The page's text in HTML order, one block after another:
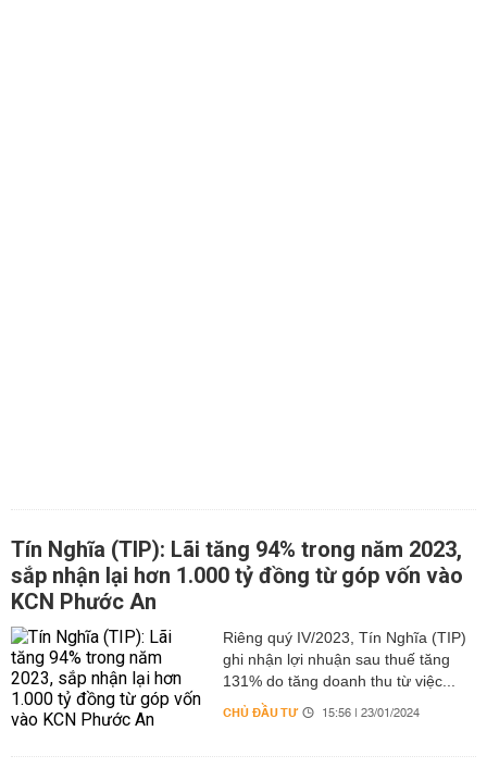
Tín Nghĩa (TIP): Lãi tăng 94% trong năm 2023,
sắp nhận lại hơn 1.000 tỷ đồng từ góp vốn vào
KCN Phước An
Riêng quý IV/2023, Tín Nghĩa (TIP)
ghi nhận lợi nhuận sau thuế tăng
131% do tăng doanh thu từ việc...
CHỦ ĐẦU TƯ 15:56 | 23/01/2024